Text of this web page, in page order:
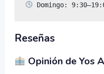
Domingo:
Reseñas
Opinión de Yos